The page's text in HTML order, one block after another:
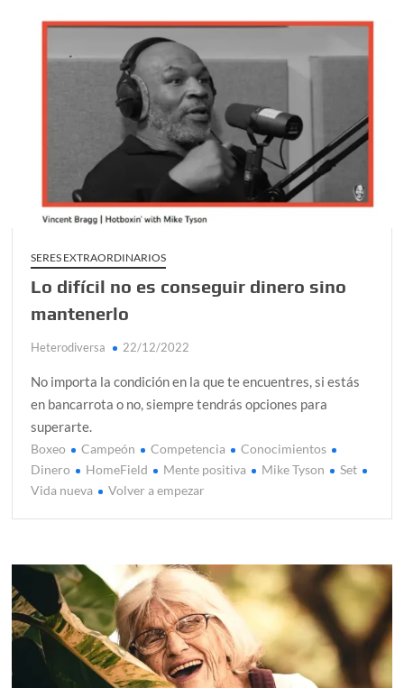
SERES EXTRAORDINARIOS
Lo difícil no es conseguir dinero sino
mantenerlo
Heterodiversa 22/12/2022
No importa la condición en la que te encuentres, si estás
en bancarrota o no, siempre tendrás opciones para
superarte.
Boxeo Campeón Competencia
Conocimientos
Dinero
HomeField Mente positiva Mike Tyson
Set
Vida nueva
Volver a empezar
t
a
en
Lo
difícil